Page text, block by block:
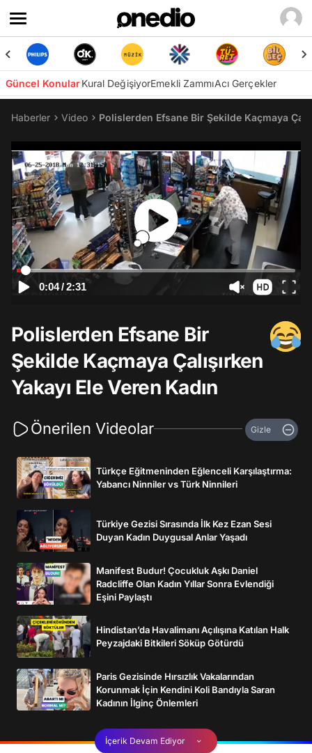
Güncel KonularKural DeğişiyorEmekli ZammıAcı Gerçekler
Haberler Video Polislerden Efsane Bir Şekilde Kaçmaya
0:04/2:31
Polislerden Efsane Bir
Şekilde Kaçmaya Çalışırken
Yakayı Ele Veren Kadın
Önerilen Videolar Gizle
Türkçe Eğitmeninden Eğlenceli Karşılaştırma:
Yabancı Ninniler vs Türk Ninnileri
Türkiye Gezisi Sırasında İlk Kez Ezan Sesi
Duyan Kadın Duygusal Anlar Yaşadı
Manifest Budur! Çocukluk Aşkı Daniel
Radcliffe Olan Kadın Yıllar Sonra Evlendiği
Eşini Paylaştı
Hindistan’da Havalimanı Açılışına Katılan Halk
Peyzajdaki Bitkileri Söküp Götürdü
Paris Gezisinde Hırsızlık Vakalarından
Korunmak İçin Kendini Koli Bandıyla Saran
Kadının İlginç Önlemleri
İçerik Devam Ediyor